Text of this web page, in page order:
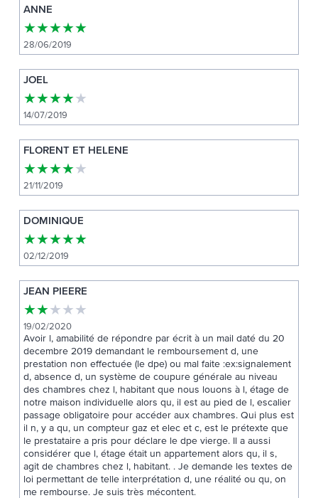
ANNE
★★★★★
28/06/2019
JOEL
★★★★★
14/07/2019
FLORENT ET HELENE
★★★★★
21/11/2019
DOMINIQUE
★★★★★
02/12/2019
JEAN PIEERE
★★★★★
19/02/2020
Avoir l, amabilité de répondre par écrit à un mail daté du 20
decembre 2019 demandant le remboursement d, une
prestation non effectuée (le dpe) ou mal faite :ex:signalement
d, absence d, un système de coupure générale au niveau
des chambres chez l, habitant que nous louons à l, étage de
notre maison individuelle alors qu, il est au pied de l, escalier
passage obligatoire pour accéder aux chambres. Qui plus est
il n, y a qu, un compteur gaz et elec et c, est le prétexte que
le prestataire a pris pour déclare le dpe vierge. Il a aussi
considérer que l, étage était un appartement alors qu, il s,
agit de chambres chez l, habitant. . Je demande les textes de
loi permettant de telle interprétation d, une réalité ou qu, on
me rembourse. Je suis très mécontent.